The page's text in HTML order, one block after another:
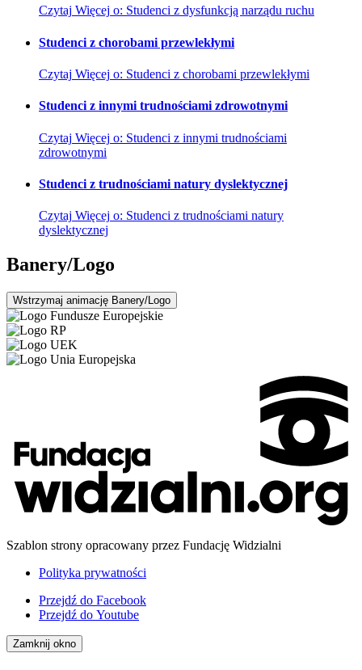
Czytaj Więcej o: Studenci z dysfunkcją narządu ruchu
Studenci z chorobami przewlekłymi
Czytaj Więcej o: Studenci z chorobami przewlekłymi
Studenci z innymi trudnościami zdrowotnymi
Czytaj Więcej o: Studenci z innymi trudnościami
zdrowotnymi
Studenci z trudnościami natury dyslektycznej
Czytaj Więcej o: Studenci z trudnościami natury
dyslektycznej
Banery/Logo
Wstrzymaj animację Banery/Logo
Szablon strony opracowany przez Fundację Widzialni
Polityka prywatności
Przejdź do Facebook
Przejdź do Youtube
Zamknij okno